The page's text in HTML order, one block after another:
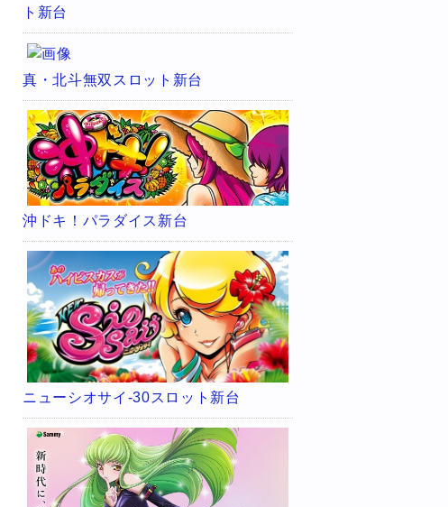
ト新台
真・北斗無双スロット新台
沖ドキ！パラダイス新台
ニューシオサイ-30スロット新台